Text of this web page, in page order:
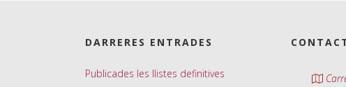
DARRERES ENTRADES
Publicades les llistes definitives